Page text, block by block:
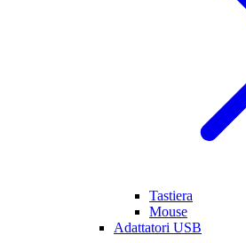
Tastiera
Mouse
Adattatori USB